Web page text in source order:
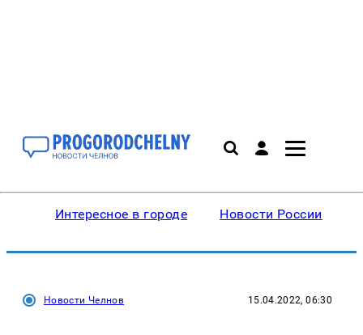
Интересное в городе Новости России
Новости Челнов 15.04.2022, 06:30